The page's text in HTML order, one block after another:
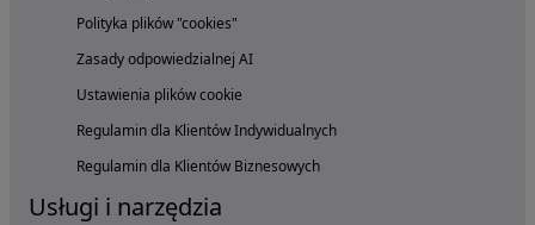
Polityka plików "cookies"
Zasady odpowiedzialnej AI
Ustawienia plików cookie
Regulamin dla Klientów Indywidualnych
Regulamin dla Klientów Biznesowych
Usługi i narzędzia